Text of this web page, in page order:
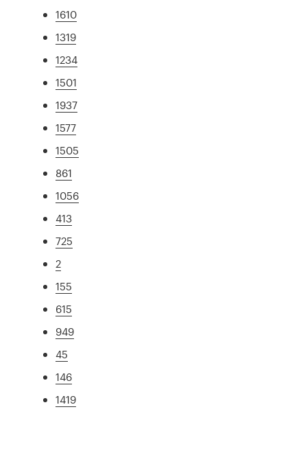
1610
1319
1234
1501
1937
1577
1505
861
1056
413
725
2
155
615
949
45
146
1419